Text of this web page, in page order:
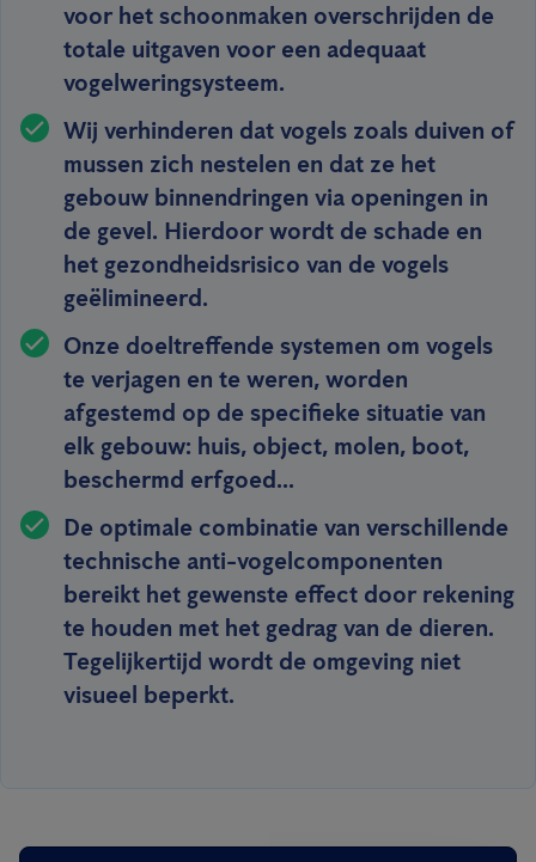
voor het schoonmaken overschrijden de
totale uitgaven voor een adequaat
vogelweringsysteem.
Wij verhinderen dat vogels zoals duiven of
mussen zich nestelen en dat ze het
gebouw binnendringen via openingen in
de gevel. Hierdoor wordt de schade en
het gezondheidsrisico van de vogels
geëlimineerd.
Onze doeltreffende systemen om vogels
te verjagen en te weren, worden
afgestemd op de specifieke situatie van
elk gebouw: huis, object, molen, boot,
beschermd erfgoed...
De optimale combinatie van verschillende
technische anti-vogelcomponenten
bereikt het gewenste effect door rekening
te houden met het gedrag van de dieren.
Tegelijkertijd wordt de omgeving niet
visueel beperkt.